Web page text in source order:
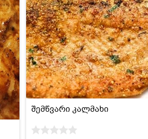
შემწვარი კალმახი